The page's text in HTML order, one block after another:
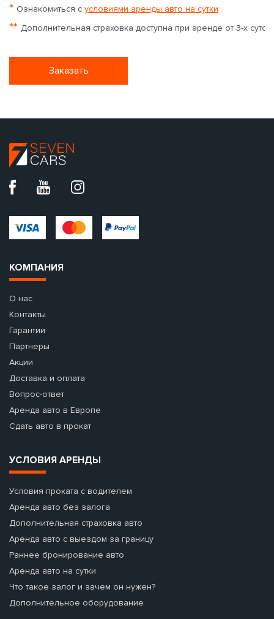
* Ознакомиться с условиями аренды авто на сутки
** Дополнительная страховка доступна при аренде от 3-х суток
Заказать
КОМПАНИЯ
О нас
Контакты
Гарантии
Партнеры
Акции
Доставка и оплата
Вопрос-ответ
Аренда авто в Европе
Сдать авто в прокат
УСЛОВИЯ АРЕНДЫ
Условия проката с водителем
Аренда авто без залога
Дополнительная страховка авто
Аренда авто с выездом за границу
Раннее бронирование авто
Аренда авто на сутки
Что такое залог и зачем он нужен?
Дополнительное оборудование